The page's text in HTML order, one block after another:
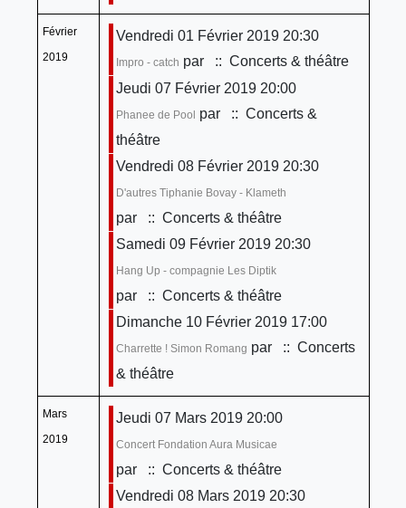
Février
2019
Vendredi 01 Février 2019 20:30
Impro - catch par
:: Concerts & théâtre
Jeudi 07 Février 2019 20:00
Phanee de Pool par
:: Concerts &
théâtre
Vendredi 08 Février 2019 20:30
D'autres Tiphanie Bovay - Klameth
par
:: Concerts & théâtre
Samedi 09 Février 2019 20:30
Hang Up - compagnie Les Diptik
par
:: Concerts & théâtre
Dimanche 10 Février 2019 17:00
Charrette ! Simon Romang par
:: Concerts
& théâtre
Mars
2019
Jeudi 07 Mars 2019 20:00
Concert Fondation Aura Musicae
par
:: Concerts & théâtre
Vendredi 08 Mars 2019 20:30